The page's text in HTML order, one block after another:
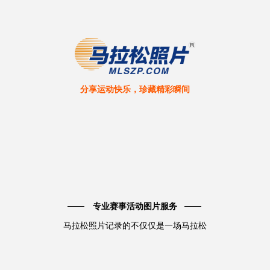
分享运动快乐，珍藏精彩瞬间
专业赛事活动图片服务
马拉松照片记录的不仅仅是一场马拉松